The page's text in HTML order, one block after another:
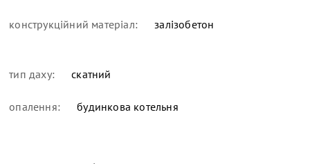
конструкційний матеріал: залізобетон
тип даху: скатний
опалення: будинкова котельня